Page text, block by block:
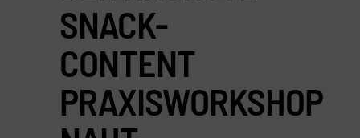
SNACK-
CONTENT
PRAXISWORKSHOP